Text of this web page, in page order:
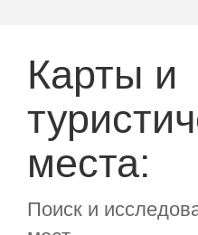
Карты и
места:
Поиск и